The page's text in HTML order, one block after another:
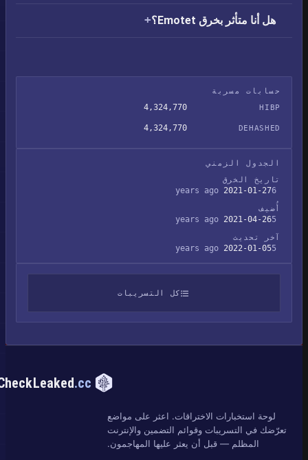
هل أنا متأثر بخرق Emotet؟
حسابات مسربة
HIBP
4,324,770
DEHASHED
4,324,770
الجدول الزمني
تاريخ الخرق
2021-01-27
أُضيف
2021-04-26
آخر تحديث
2022-01-05
كل التسريبات
CheckLeaked.cc
لوحة استخبارات الاختراقات. اعثر على مواضع
تعرّضك في التسريبات وقوائم التضمين والإنترنت
المظلم — قبل أن يعثر عليها المهاجمون.